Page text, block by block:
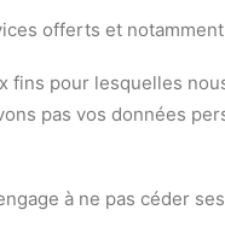
offerts et
fins pour lesquelles
pas vos données
à ne pas céder